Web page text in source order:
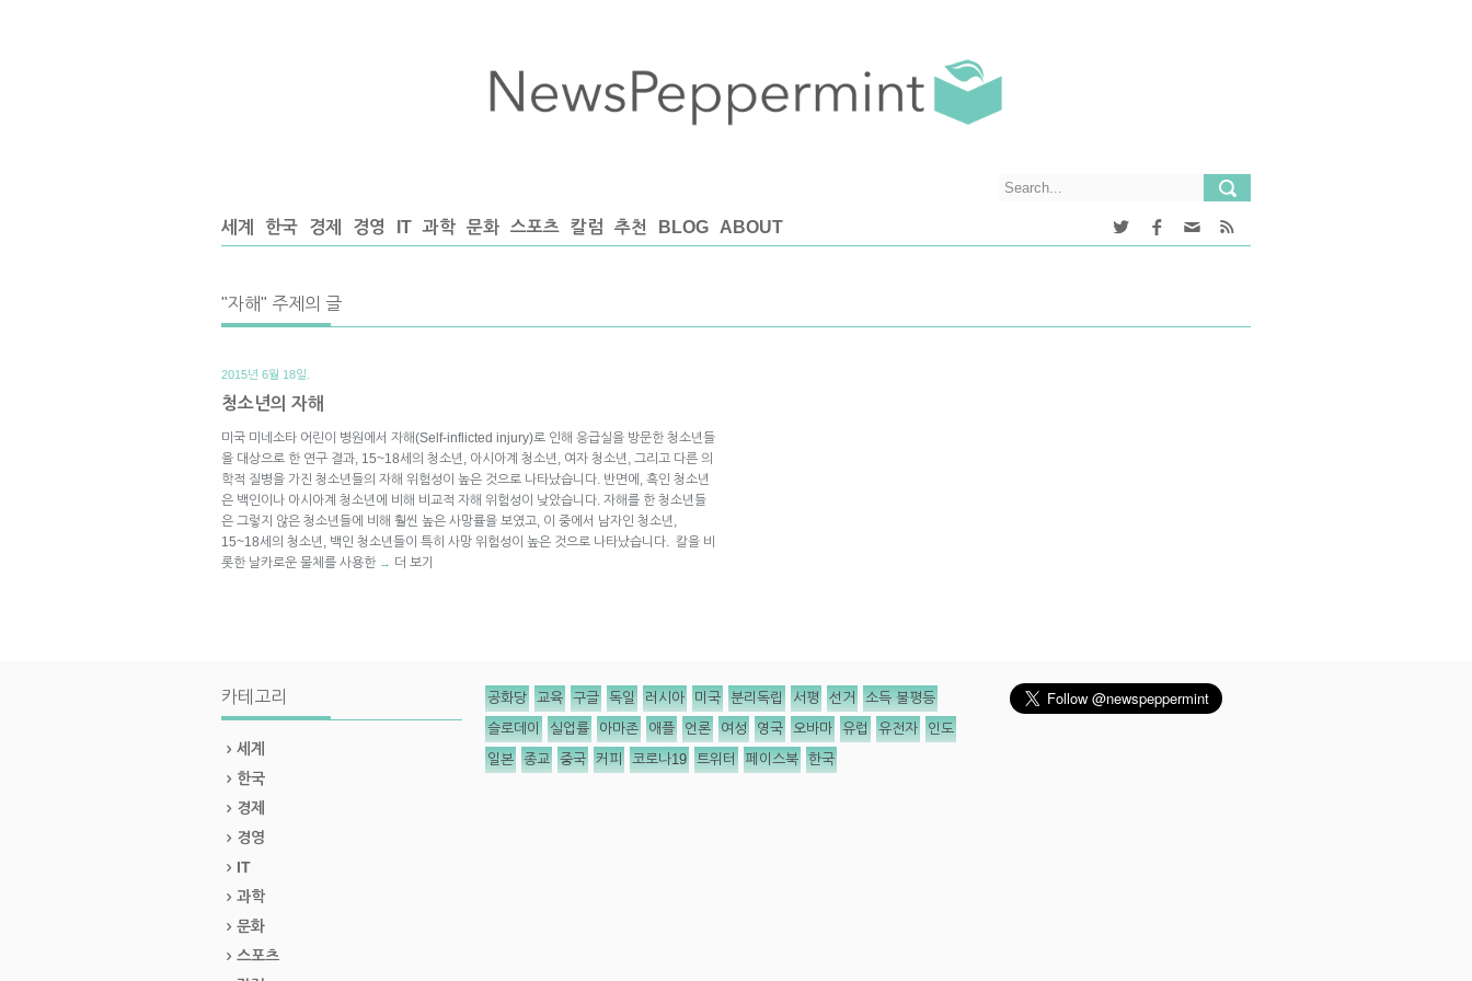
세계 한국 경제 경영 IT 과학 문화 스포츠 칼럼 추천 BLOG ABOUT
"자해" 주제의 글
2015년 6월 18일.
청소년의 자해
미국 미네소타 어린이 병원에서 자해(Self-inflicted injury)로 인해 응급실을 방문한 청소년들
을 대상으로 한 연구 결과, 15~18세의 청소년, 아시아계 청소년, 여자 청소년, 그리고 다른 의
학적 질병을 가진 청소년들의 자해 위험성이 높은 것으로 나타났습니다. 반면에, 흑인 청소년
은 백인이나 아시아계 청소년에 비해 비교적 자해 위험성이 낮았습니다. 자해를 한 청소년들
은 그렇지 않은 청소년들에 비해 훨씬 높은 사망률을 보였고, 이 중에서 남자인 청소년,
15~18세의 청소년, 백인 청소년들이 특히 사망 위험성이 높은 것으로 나타났습니다. 칼을 비
롯한 날카로운 물체를 사용한 → 더 보기
카테고리
세계
한국
경제
경영
IT
과학
문화
스포츠
공화당 교육 구글 독일 러시아 미국 분리독립 서평 선거 소득 불평등
슬로데이 실업률 아마존 애플 언론 여성 영국 오바마 유럽 유전자 인도
일본 종교 중국 커피 코로나19 트위터 페이스북 한국